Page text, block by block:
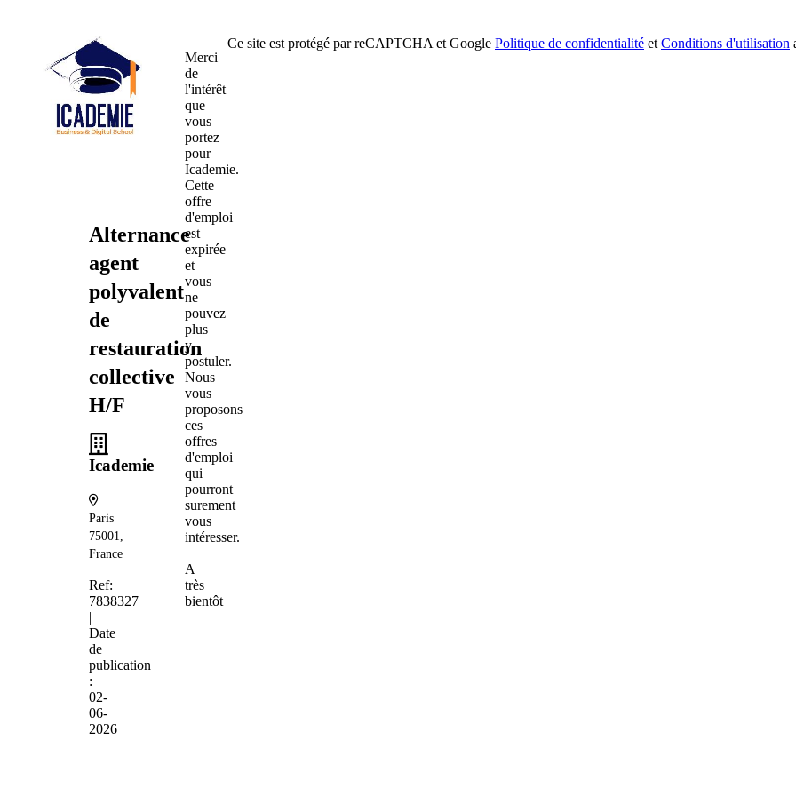
Alternance
agent
polyvalent
de
restauration
collective
H/F
Icademie
Paris
75001,
France
Ref:
7838327
|
Date
de
publication
:
02-
06-
2026
Merci
de
l'intérêt
que
vous
portez
pour
Icademie.
Cette
offre
d'emploi
est
expirée
et
vous
ne
pouvez
plus
y
postuler.
Nous
vous
proposons
ces
offres
d'emploi
qui
pourront
surement
vous
intéresser.
A
très
bientôt
Ce site est protégé par reCAPTCHA et Google Politique de confidentialité et Conditions d'utilisation